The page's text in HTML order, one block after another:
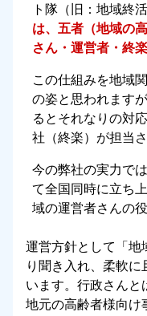
ト隊（旧：地域終
は、五者（地域の
さん・運営者・終
この仕組みを地域
の姿と思われます
るとそれなりの対
社（終楽）が担当
今の弊社の実力で
て全国同時に立ち
域の運営者さんの
運営方針として「 地
り聞き入れ、柔軟に
います。行政さんと
地元の高齢者様向け